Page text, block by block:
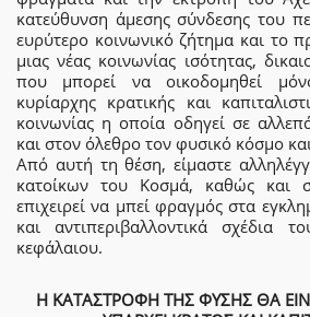
κατεύθυνση άμεσης σύνδεσης του
ευρύτερο κοινωνικό ζήτημα και το
μιας νέας κοινωνίας ισότητας,
που μπορεί να οικοδομηθεί
κυρίαρχης κρατικής και
κοινωνίας η οποία οδηγεί σε
και στον όλεθρο τον φυσικό κόσμο
Από αυτή τη θέση, είμαστε
κατοίκων τoυ Κοσμά, καθώς και
επιχειρεί να μπεί φραγμός στα
και αντιπεριβαλλοντικά σχέδια
κεφάλαιου.
Η ΚΑΤΑΣΤΡΟΦΗ ΤΗΣ ΦΥΣΗΣ ΘΑ